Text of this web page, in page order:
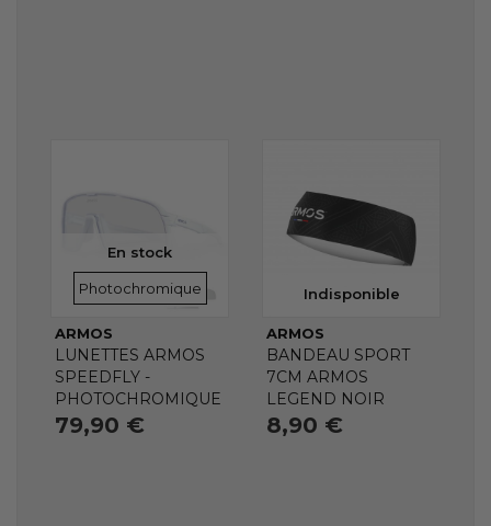
En stock
VERRES
Photochromique
ARMOS
LUNETTES ARMOS
SPEEDFLY -
PHOTOCHROMIQUE
79,90 €
Indisponible
ARMOS
BANDEAU SPORT
7CM ARMOS
LEGEND NOIR
8,90 €